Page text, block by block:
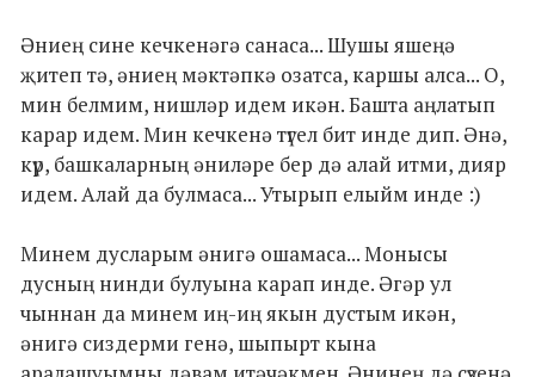
Әниең сине кечкенәгә санаса... Шушы яшеңә
җитеп тә, әниең мәктәпкә озатса, каршы алса... О,
мин белмим, нишләр идем икән. Башта аңлатып
карар идем. Мин кечкенә түгел бит инде дип. Әнә,
күр, башкаларның әниләре бер дә алай итми, дияр
идем. Алай да булмаса... Утырып елыйм инде :)
Минем дусларым әнигә ошамаса... Монысы
дусның нинди булуына карап инде. Әгәр ул
чыннан да минем иң-иң якын дустым икән,
әнигә сиздерми генә, шыпырт кына